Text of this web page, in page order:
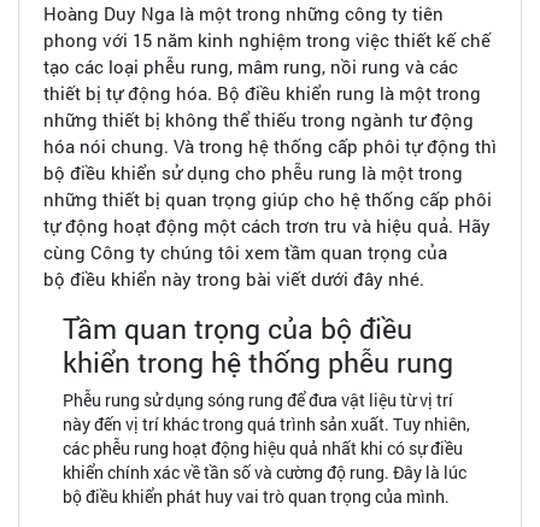
Hoàng Duy Nga là một trong những công ty tiên
phong với 15 năm kinh nghiệm trong việc thiết kế chế
tạo các loại phễu rung, mâm rung, nồi rung và các
thiết bị tự động hóa. Bộ điều khiển rung là một trong
những thiết bị không thể thiếu trong ngành tư động
hóa nói chung. Và trong hệ thống cấp phôi tự động thì
bộ điều khiển sử dụng cho phễu rung là một trong
những thiết bị quan trọng giúp cho hệ thống cấp phôi
tự động hoạt động một cách trơn tru và hiệu quả. Hãy
cùng Công ty chúng tôi xem tầm quan trọng của
bộ điều khiển này trong bài viết dưới đây nhé.
Tầm quan trọng của bộ điều
khiển trong hệ thống phễu rung
Phễu rung sử dụng sóng rung để đưa vật liệu từ vị trí
này đến vị trí khác trong quá trình sản xuất. Tuy nhiên,
các phễu rung hoạt động hiệu quả nhất khi có sự điều
khiển chính xác về tần số và cường độ rung. Đây là lúc
bộ điều khiển phát huy vai trò quan trọng của mình.